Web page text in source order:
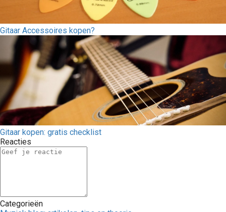
Gitaar Accessoires kopen?
Gitaar kopen: gratis checklist
Reacties
Categorieën